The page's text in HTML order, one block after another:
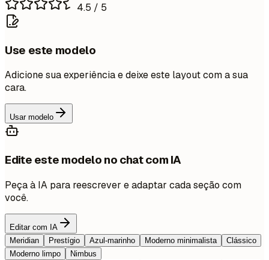
4.5 / 5
Use este modelo
Adicione sua experiência e deixe este layout com a sua
cara.
Usar modelo
Edite este modelo no chat com IA
Peça à IA para reescrever e adaptar cada seção com
você.
Editar com IA
Meridian
Prestígio Azul-marinho Moderno minimalista
Clássico
Moderno limpo
Nimbus